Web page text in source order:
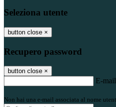
Seleziona utente
button close ×
Recupero password
button close ×
E-mail
Non hai una e-mail associata al nome